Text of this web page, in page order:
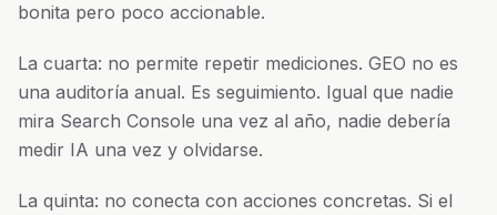
bonita pero poco accionable.
La cuarta: no permite repetir mediciones. GEO no es
una auditoría anual. Es seguimiento. Igual que nadie
mira Search Console una vez al año, nadie debería
medir IA una vez y olvidarse.
La quinta: no conecta con acciones concretas. Si el